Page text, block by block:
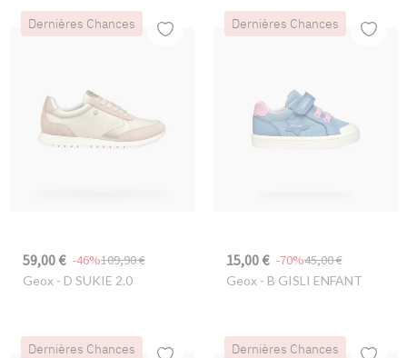
Dernières Chances
59,00 € 109,90 €
-46%
Geox- D SUKIE 2.0
Dernières Chances
15,00 € 45,00 €
-70%
Geox- B GISLI ENFANT
Dernières Chances Dernières Chances